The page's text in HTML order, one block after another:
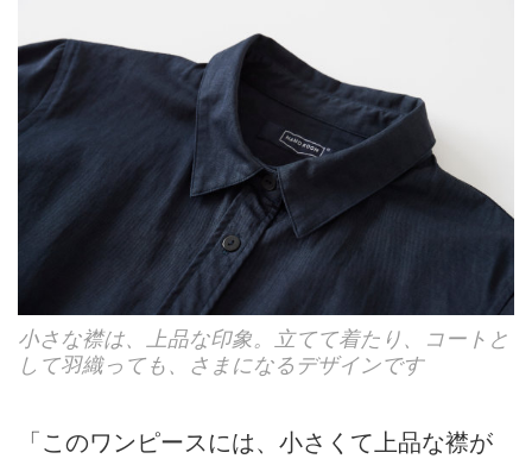
小さな襟は、上品な印象。立てて着たり、コートと
して羽織っても、さまになるデザインです
「このワンピースには、小さくて上品な襟が